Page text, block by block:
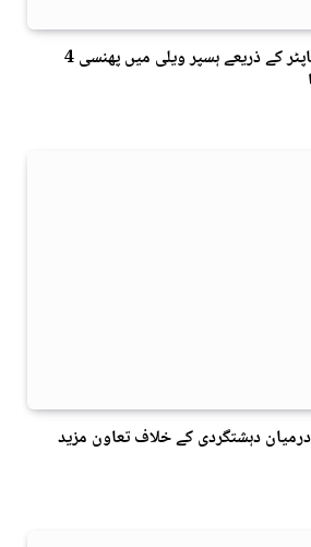
نگر: پاک آرمی نے ہیلی کاپٹر کے ذریعے ہسپر ویلی میں پھنسی 4
دہشتگردی کے خلاف تعاون مزید